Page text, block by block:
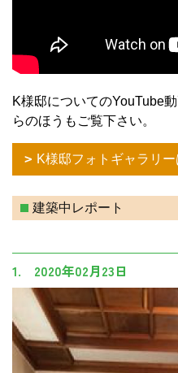
K様邸についてのYouTube
らのほうもご覧下さい。
K様邸フォトギャラリ
建築中レポート
1. 2020年02月23日